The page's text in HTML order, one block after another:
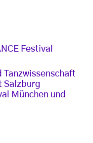
Festival
Salzburg
München und